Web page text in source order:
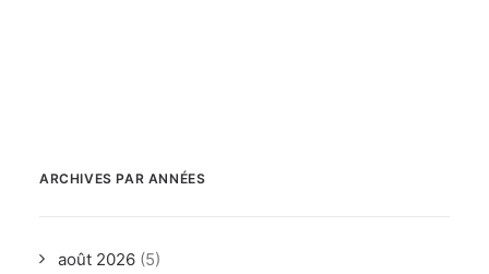
ARCHIVES PAR ANNÉES
août 2026 (5)